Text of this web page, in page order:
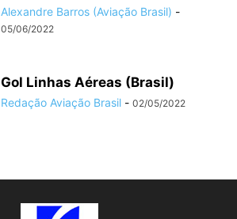
Alexandre Barros (Aviação Brasil) -
05/06/2022
Gol Linhas Aéreas (Brasil)
Redação Aviação Brasil - 02/05/2022